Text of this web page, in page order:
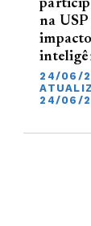
na
24/06/
24/06/